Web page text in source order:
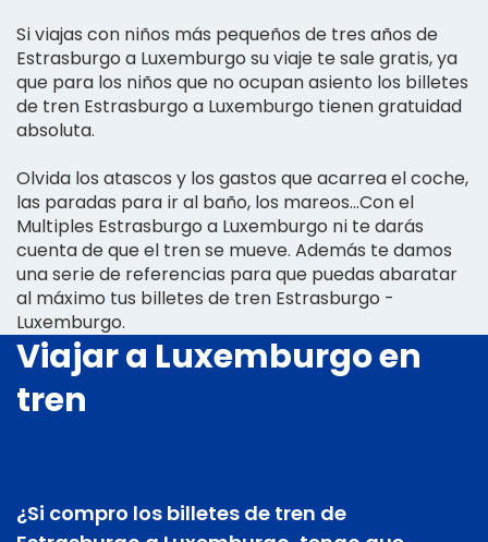
Si viajas con niños más pequeños de tres años de
Estrasburgo a Luxemburgo su viaje te sale gratis, ya
que para los niños que no ocupan asiento los billetes
de tren Estrasburgo a Luxemburgo tienen gratuidad
absoluta.
Olvida los atascos y los gastos que acarrea el coche,
las paradas para ir al baño, los mareos...Con el
Multiples Estrasburgo a Luxemburgo ni te darás
cuenta de que el tren se mueve. Además te damos
una serie de referencias para que puedas abaratar
al máximo tus billetes de tren Estrasburgo -
Luxemburgo.
Viajar a Luxemburgo en
tren
¿Si compro los billetes de tren de